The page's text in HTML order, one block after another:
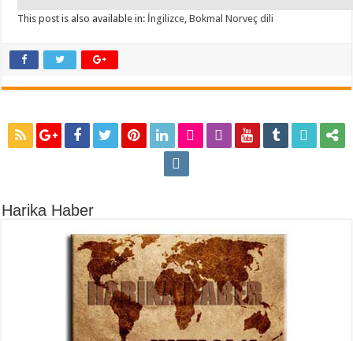
This post is also available in: İngilizce,Bokmal Norveç dili
Harika Haber